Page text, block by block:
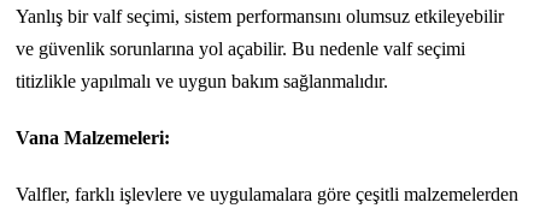
Yanlış bir valf seçimi, sistem performansını olumsuz etkileyebilir
ve güvenlik sorunlarına yol açabilir. Bu nedenle valf seçimi
titizlikle yapılmalı ve uygun bakım sağlanmalıdır.
Vana Malzemeleri:
Valfler, farklı işlevlere ve uygulamalara göre çeşitli malzemelerden